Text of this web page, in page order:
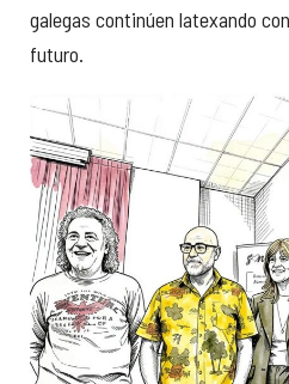
galegas continúen latexando
futuro.